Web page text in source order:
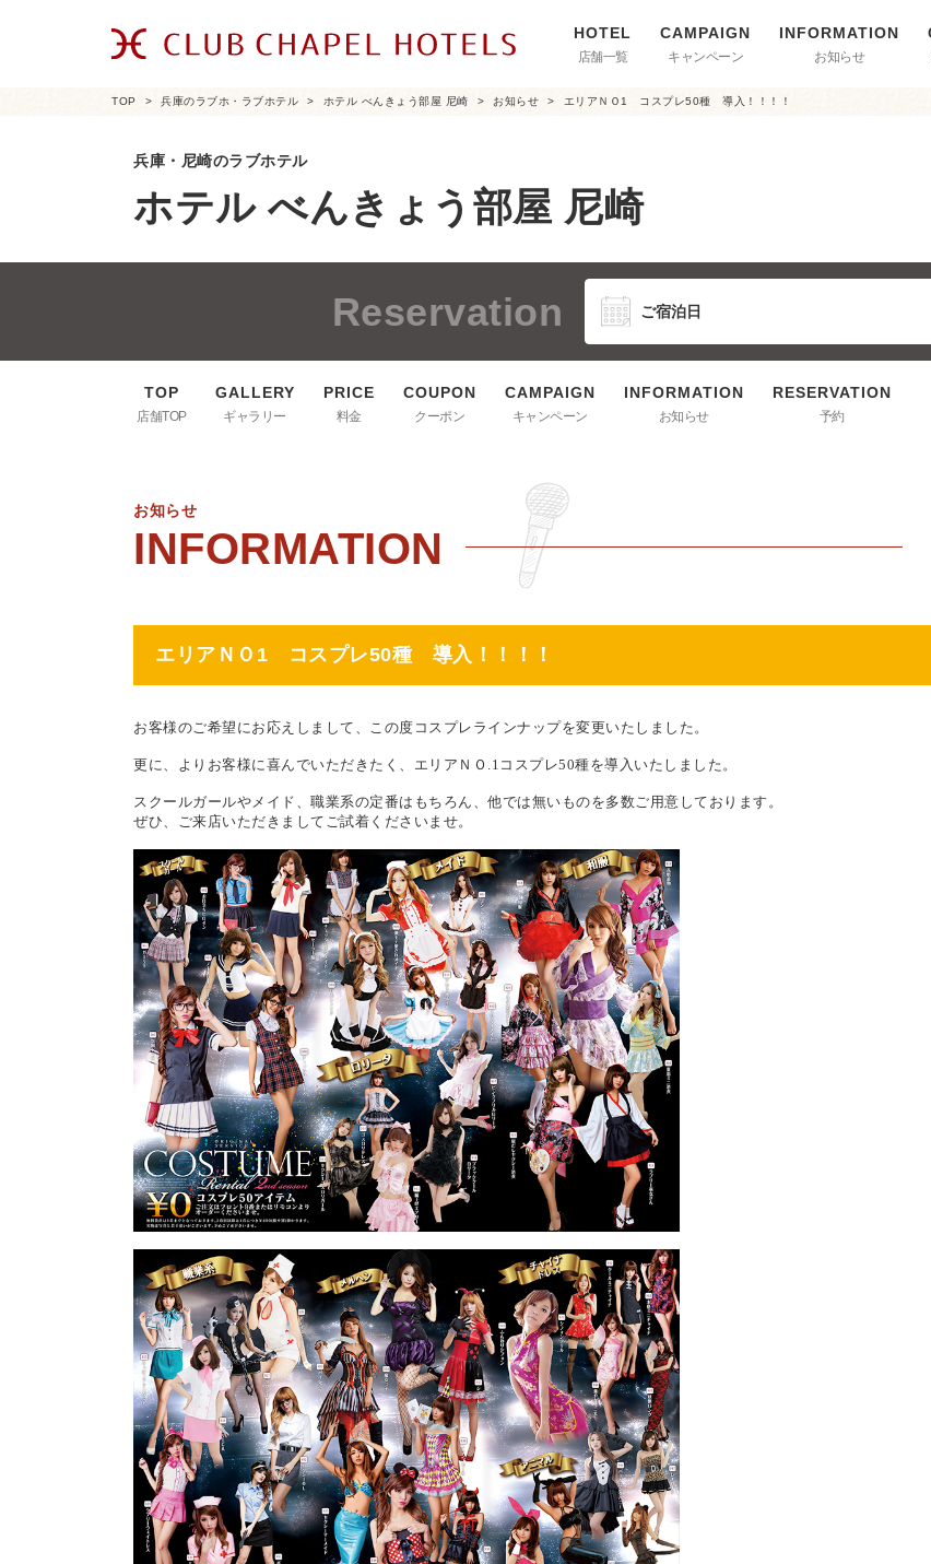
店舗一覧 キャンペーン お知らせ
TOP 兵庫のラブホ・ラブホテル ホテル べんきょう部屋 尼崎 お知らせ エリアＮＯ1 コスプレ50種 導入！！！！
兵庫・尼崎のラブホテル
ホテル べんきょう部屋 尼崎
Reservation
店舗TOP ギャラリー 料金 クーポン キャンペーン お知らせ 予約
お知らせ
エリアＮＯ1 コスプレ50種 導入！！！！
お客様のご希望にお応えしまして、この度コスプレラインナップを変更いたしました。
更に、よりお客様に喜んでいただきたく、エリアＮＯ.1コスプレ50種を導入いたしました。
スクールガールやメイド、職業系の定番はもちろん、他では無いものを多数ご用意しております。
ぜひ、ご来店いただきましてご試着くださいませ。